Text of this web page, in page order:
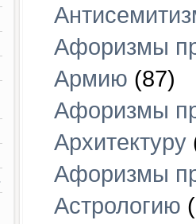
Афоризмы
Армию (87)
Афоризмы
Архитектуру
Афоризмы
Астрологию